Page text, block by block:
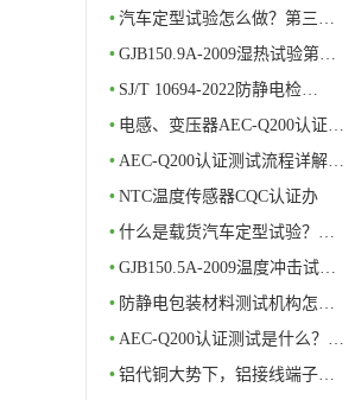
• 汽车定型试验怎么做？第三…
• GJB150.9A-2009湿热试验第…
• SJ/T 10694-2022防静电检…
• 电感、变压器AEC-Q200认证…
• AEC-Q200认证测试流程详解…
• NTC温度传感器CQC认证办
理…
• 什么是载货汽车定型试验？…
• GJB150.5A-2009温度冲击试…
• 防静电包装材料测试机构怎…
• AEC-Q200认证测试是什么？…
• 铝代铜大势下，铝接线端子…